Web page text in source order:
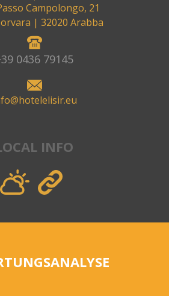
Campolongo, 21
| 32020 Arabba
0436 79145
INFO